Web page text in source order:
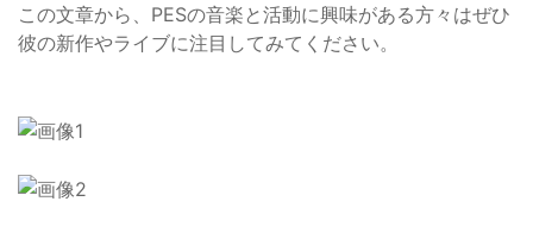
この文章から、PESの音楽と活動に興味がある方々はぜひ
彼の新作やライブに注目してみてください。